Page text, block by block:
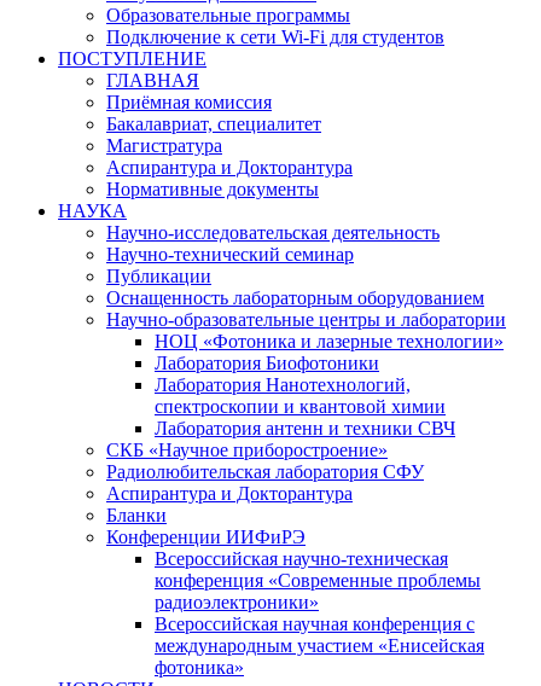
Образовательные программы
Подключение к сети Wi-Fi для студентов
ПОСТУПЛЕНИЕ
ГЛАВНАЯ
Приёмная комиссия
Бакалавриат, специалитет
Магистратура
Аспирантура и Докторантура
Нормативные документы
НАУКА
Научно-исследовательская деятельность
Научно-технический семинар
Публикации
Оснащенность лабораторным оборудованием
Научно-образовательные центры и лаборатории
НОЦ «Фотоника и лазерные технологии»
Лаборатория Биофотоники
Лаборатория Нанотехнологий,
спектроскопии и квантовой химии
Лаборатория антенн и техники СВЧ
СКБ «Научное приборостроение»
Радиолюбительская лаборатория СФУ
Аспирантура и Докторантура
Бланки
Конференции ИИФиРЭ
Всероссийская научно-техническая
конференция «Современные проблемы
радиоэлектроники»
Всероссийская научная конференция с
международным участием «Енисейская
фотоника»